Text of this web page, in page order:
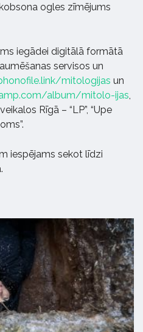
ogles zīmējums
iegādei digitālā formātā
servisos un
mitologijas un
album/mitolo-ijas
Rīgā – “LP”, “Upe
iespējams sekot līdzi